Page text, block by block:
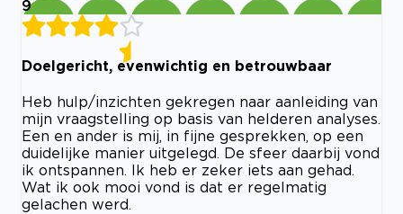
9
Doelgericht, evenwichtig en betrouwbaar
Heb hulp/inzichten gekregen naar aanleiding van
mijn vraagstelling op basis van helderen analyses.
Een en ander is mij, in fijne gesprekken, op een
duidelijke manier uitgelegd. De sfeer daarbij vond
ik ontspannen. Ik heb er zeker iets aan gehad.
Wat ik ook mooi vond is dat er regelmatig
gelachen werd.